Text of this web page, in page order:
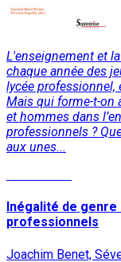
L'enseignement et
chaque année des
lycée professionnel,
Mais qui forme-t-on
et hommes dans
professionnels ?
aux unes...
Inégalité de
professionnels
Joachim Benet,